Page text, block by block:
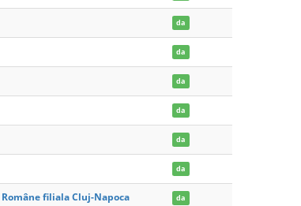
da
da
da
da
da
da
filiala Cluj-Napoca da